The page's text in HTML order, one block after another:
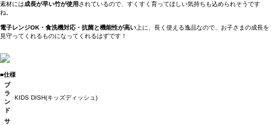
素材には成長が早い竹が使用されているので、すくすく育ってほしい気持ちも込められそうです
ね。
電子レンジOK・食洗機対応・抗菌と機能性が高い 上に、長く使える逸品なので、お子さまの成長を
見守ってくれるものになってくれるはずです！
■仕様
ブ
ラ
ン
ド
KIDS DISH(キッズディッシュ)
サ